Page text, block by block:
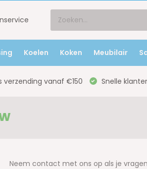
Koelen Koken Meubilair
verzending vanaf €150 Snelle
Neem contact met ons op als je